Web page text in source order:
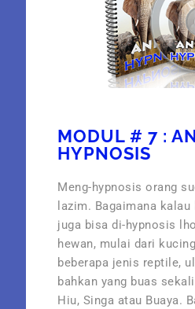
MODUL # 7 :
HYPNOSIS
Meng-hypnosis orang
lazim. Bagaimana kalau
juga bisa di-hypnosis
hewan, mulai dari
beberapa jenis reptile,
bahkan yang buas
Hiu, Singa atau Buaya.